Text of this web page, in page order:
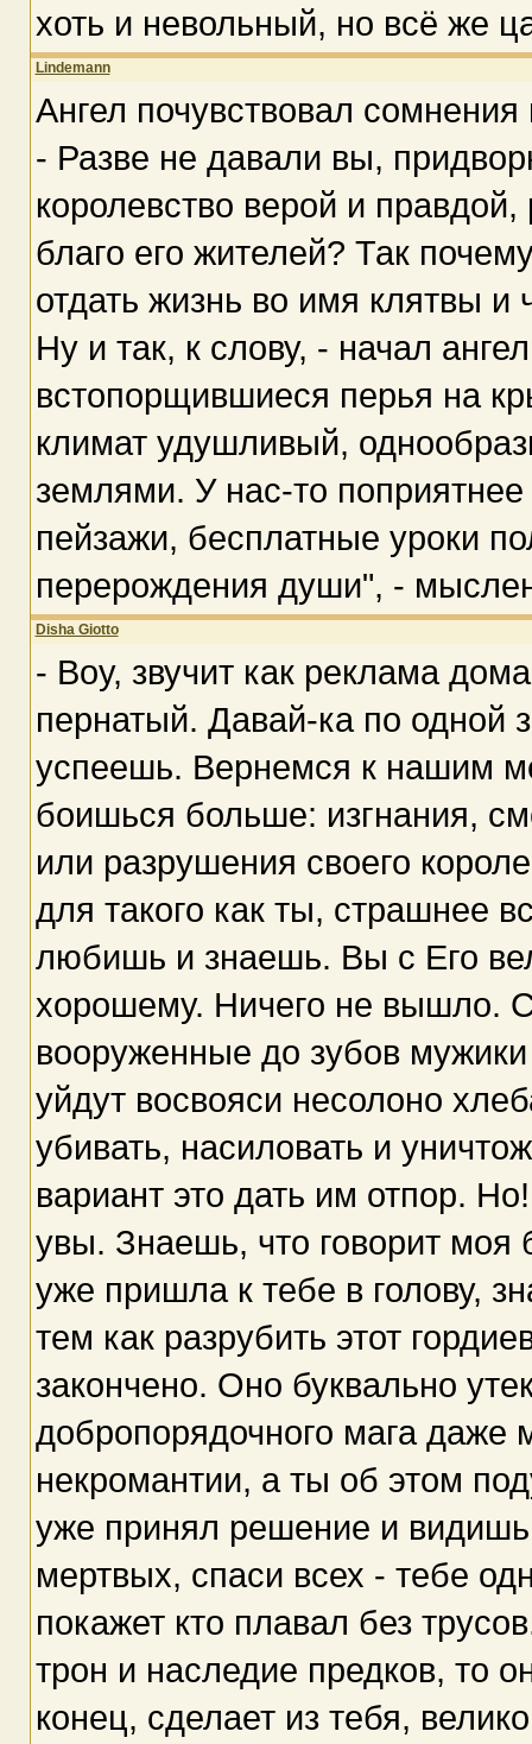
хоть и невольный, но всё же
Lindemann
Ангел почувствовал
- Разве не давали вы,
королевство верой и
благо его жителей? Так
отдать жизнь во имя клятвы и
Ну и так, к слову, - начал
встопорщившиеся перья на
климат удушливый,
землями. У нас-то
пейзажи, бесплатные уроки
перерождения души", -
Disha Giotto
- Воу, звучит как реклама
пернатый. Давай-ка по одной
успеешь. Вернемся к нашим
боишься больше: изгнания,
или разрушения своего
для такого как ты, страшнее
любишь и знаешь. Вы с Его
хорошему. Ничего не вышло.
вооруженные до зубов
уйдут восвояси несолоно
убивать, насиловать и
вариант это дать им отпор.
увы. Знаешь, что говорит моя
уже пришла к тебе в голову,
тем как разрубить этот
закончено. Оно буквально
добропорядочного мага даже
некромантии, а ты об этом
уже принял решение и
мертвых, спаси всех - тебе
покажет кто плавал без
трон и наследие предков, то
конец, сделает из тебя,